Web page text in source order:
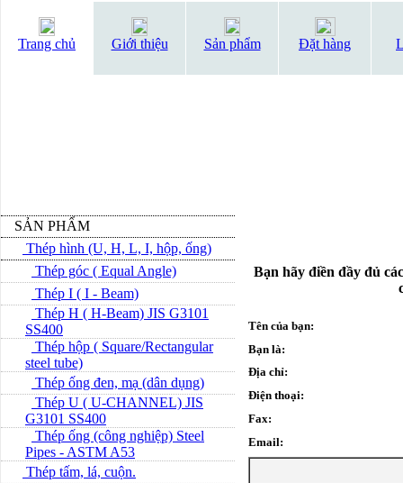
Trang chủ Giới thiệu Sản phẩm Đặt hàng
SẢN PHẨM
Thép hình (U, H, L, I, hộp, ống)
Thép góc ( Equal Angle)
Thép I ( I - Beam)
Thép H ( H-Beam) JIS G3101
SS400
Thép hộp ( Square/Rectangular
steel tube)
Thép ống đen, mạ (dân dụng)
Thép U ( U-CHANNEL) JIS
G3101 SS400
Thép ống (công nghiệp) Steel
Pipes - ASTM A53
Thép tấm, lá, cuộn.
Bạn hãy điền đầy đủ
Tên của bạn:
Bạn là:
Địa chỉ:
Điện thoại:
Fax:
Email: